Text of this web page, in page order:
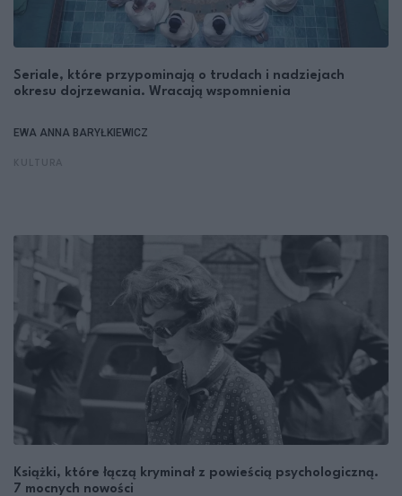
Seriale, które przypominają o trudach i nadziejach
okresu dojrzewania. Wracają wspomnienia
EWA ANNA BARYŁKIEWICZ
Książki, które łączą kryminał z powieścią psychologiczną.
7 mocnych nowości